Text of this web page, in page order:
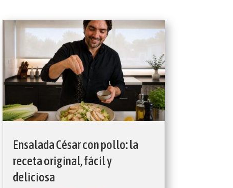
Ensalada César con pollo: la
receta original, fácil y
deliciosa